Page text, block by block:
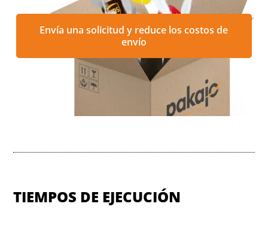
Envía una solicitud y reduce los costos de
envío
TIEMPOS DE EJECUCIÓN